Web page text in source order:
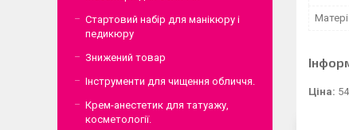
Ціна:
Стартовий набір для манікюру і
педикюру
Знижений товар
Інструменти для чищення обличчя.
Крем-анестетик для татуажу,
косметології.